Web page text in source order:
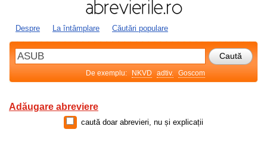
Despre La întâmplare Căutări populare
De exemplu: NKVD adtiv. Goscom
Adăugare abreviere
caută doar abrevieri, nu și explicații